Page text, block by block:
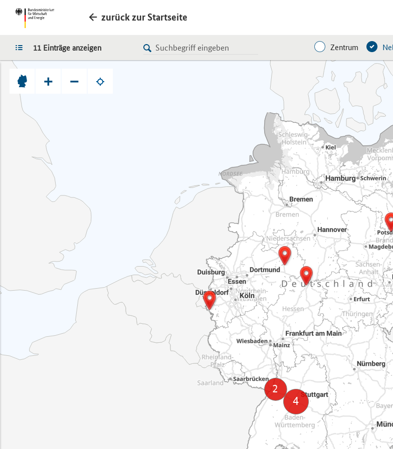
zurück zur Startseite
LISTE Zentrum
11 Einträge anzeigen
+ −